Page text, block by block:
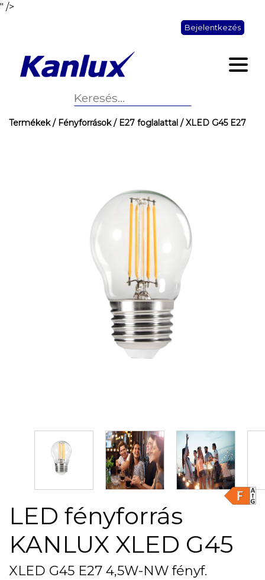
" />
Bejelentkezés
Termékek/ Fényforrások/ E27 foglalattal / XLED G45 E27
LED fényforrás
KANLUX XLED G45
XLED G45 E27 4,5W-NW fényf.